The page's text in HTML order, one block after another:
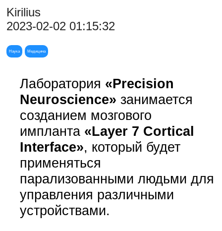
Kirilius
2023-02-02 01:15:32
Наука Медицина
Лаборатория «Precision
Neuroscience» занимается
созданием мозгового
импланта «Layer 7 Cortical
Interface», который будет
применяться
парализованными людьми для
управления различными
устройствами.